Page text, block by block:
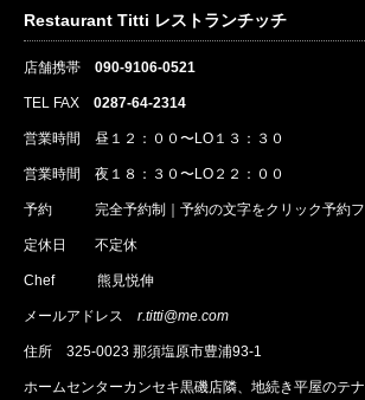
Restaurant Titti レストランチッチ
店舗携帯 090-9106-0521
TEL FAX 0287-64-2314
営業時間 昼１２：００〜LO１３：３０
営業時間 夜１８：３０〜LO２２：００
予約 完全予約制｜ 予約の文字をクリック予約
定休日 不定休
Chef 熊見悦伸
メールアドレス r.titti@me.com
住所 325-0023 那須塩原市豊浦93-1
ホームセンターカンセキ黒磯店隣、地続き平屋のテ